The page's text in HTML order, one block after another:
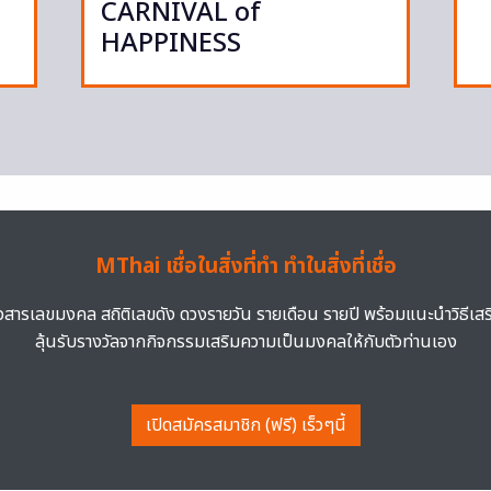
CARNIVAL of
HAPPINESS
MThai เชื่อในสิ่งที่ทำ ทำในสิ่งที่เชื่อ
สารเลขมงคล สถิติเลขดัง ดวงรายวัน รายเดือน รายปี พร้อมแนะนำวิธีเส
ลุ้นรับรางวัลจากกิจกรรมเสริมความเป็นมงคลให้กับตัวท่านเอง
เปิดสมัครสมาชิก (ฟรี) เร็วๆนี้